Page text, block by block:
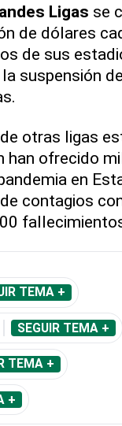
Ligas se
de dólares
de sus
suspensión
otras ligas
han ofrecido
en
contagios
TEMA +
SEGUIR TEMA +
TEMA +
+